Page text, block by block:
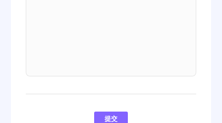
提交